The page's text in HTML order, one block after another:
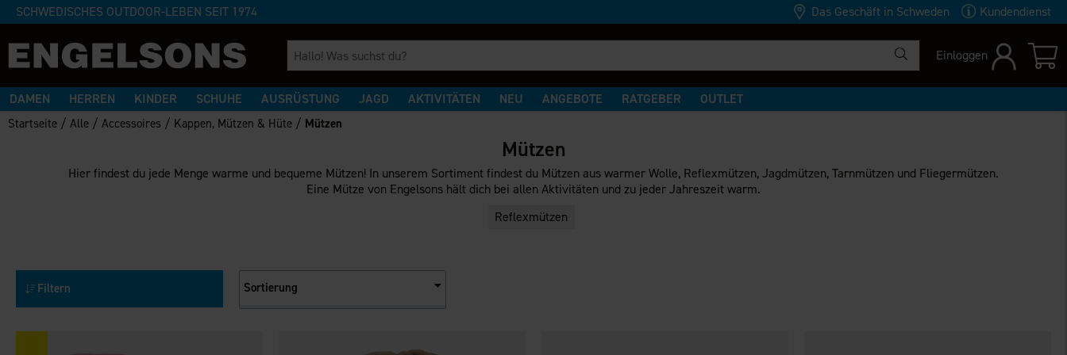
SCHWEDISCHES OUTDOOR-LEBEN SEIT 1974 Das Geschäft in Schweden Kundendienst
Einloggen
DAMEN HERREN KINDER SCHUHE AUSRÜSTUNG JAGD AKTIVITÄTEN NEU ANGEBOTE RATGEBER OUTLET
Startseite /Alle /Accessoires / Kappen, Mützen & Hüte / Mützen
Mützen
Hier findest du jede Menge warme und bequeme Mützen! In unserem Sortiment findest du Mützen aus warmer Wolle, Reflexmützen, Jagdmützen, Tarnmützen und Fliegermützen.
Eine Mütze von Engelsons hält dich bei allen Aktivitäten und zu jeder Jahreszeit warm.
Reflexmützen
Filtern Sortierung